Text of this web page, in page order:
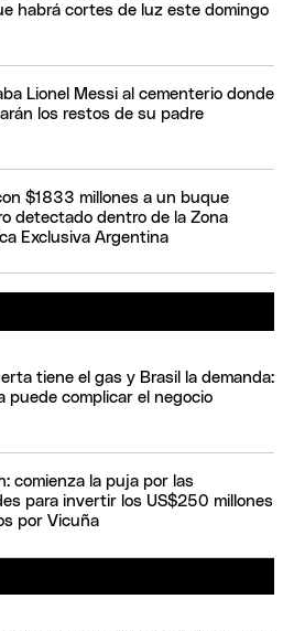
habrá cortes de luz este domingo
Lionel Messi al cementerio donde
los restos de su padre
$1833 millones a un buque
detectado dentro de la Zona
Exclusiva Argentina
tiene el gas y Brasil la demanda:
puede complicar el negocio
comienza la puja por las
para invertir los US$250 millones
por Vicuña